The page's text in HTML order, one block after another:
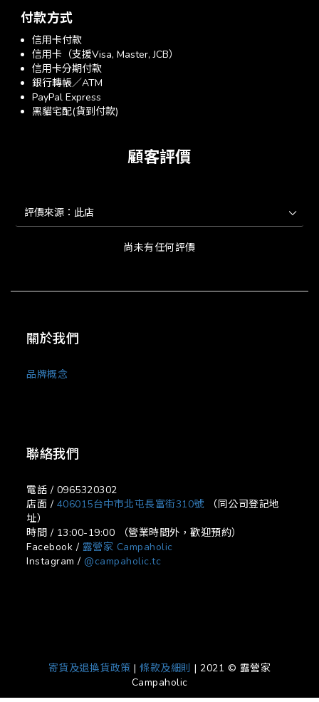
付款方式
信用卡付款
信用卡（支援Visa, Master, JCB）
信用卡分期付款
銀行轉帳／ATM
PayPal Express
黑貓宅配(貨到付款)
顧客評價
尚未有任何評價
關於我們
品牌概念
聯絡我們
電話 / 0965320302
店面 / 406015台中市北屯長富街310號（同公司登記地
址）
時間 / 13:00-19:00 （營業時間外，歡迎預約）
Facebook / 露營家 Campaholic
Instagram / @campaholic.tc
寄貨及退換貨政策 |條款及細則 | 2021 © 露營家
Campaholic